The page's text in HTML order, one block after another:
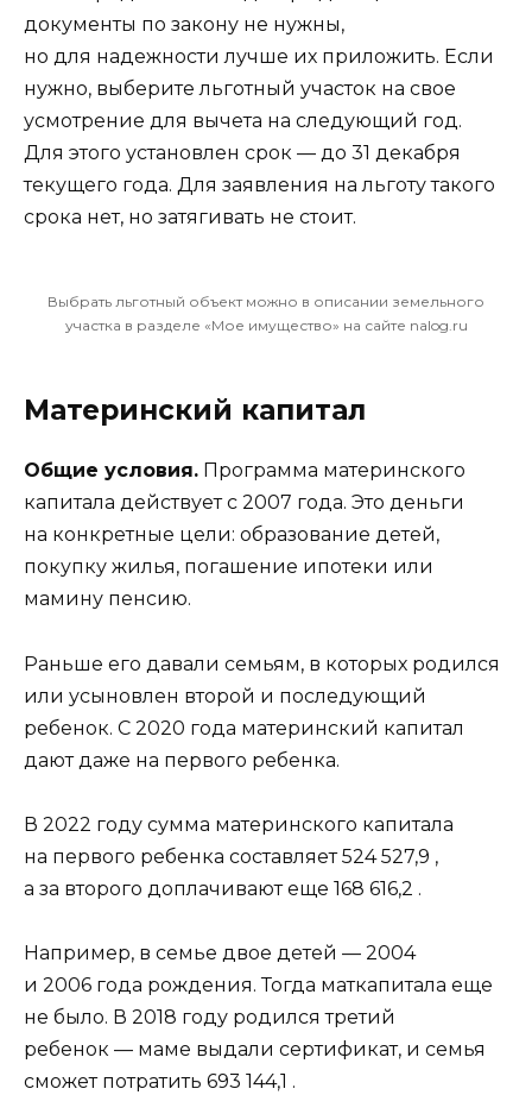
документы по закону не нужны,
но для надежности лучше их приложить. Если
нужно, выберите льготный участок на свое
усмотрение для вычета на следующий год.
Для этого установлен срок — до 31 декабря
текущего года. Для заявления на льготу такого
срока нет, но затягивать не стоит.
Выбрать льготный объект можно в описании земельного
участка в разделе «Мое имущество» на сайте nalog.ru
Материнский капитал
Общие условия. Программа материнского
капитала действует с 2007 года. Это деньги
на конкретные цели: образование детей,
покупку жилья, погашение ипотеки или
мамину пенсию.
Раньше его давали семьям, в которых родился
или усыновлен второй и последующий
ребенок. С 2020 года материнский капитал
дают даже на первого ребенка.
В 2022 году сумма материнского капитала
на первого ребенка составляет 524 527,9 ,
а за второго доплачивают еще 168 616,2 .
Например, в семье двое детей — 2004
и 2006 года рождения. Тогда маткапитала еще
не было. В 2018 году родился третий
ребенок — маме выдали сертификат, и семья
сможет потратить 693 144,1 .